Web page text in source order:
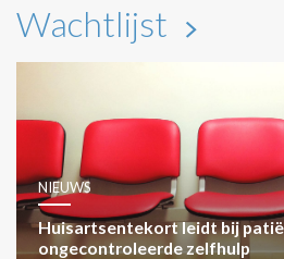
Wachtlijst
NIEUWS
Huisartsentekort leidt bij
ongecontroleerde zelfhulp